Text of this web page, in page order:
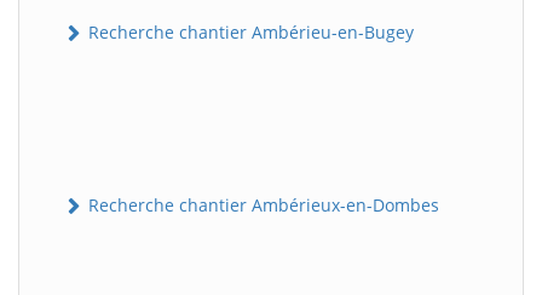
Recherche chantier Ambérieu-en-Bugey
Recherche chantier Ambérieux-en-Dombes